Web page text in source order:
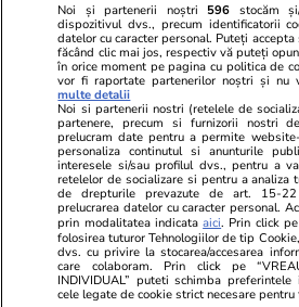
Wowbiz.ro
Cum arată fiul Mădălinei
la 17 ani! Fratele regretatei
artiste a publicat o fotografie
premieră cu Petru Mircea Jr.
POLITIC
Politică
Noi și partenerii noștri 596 stocăm
dispozitivul dvs., precum identificatorii
datelor cu caracter personal. Puteți
făcând clic mai jos, respectiv vă puteți
în orice moment pe pagina cu politica de
vor fi raportate partenerilor noștri și nu
multe detalii
Noi si partenerii nostri (retelele de
partenere, precum si furnizorii nostri
prelucram date pentru a permite
personaliza continutul si anunturile
interesele si/sau profilul dvs., pentru a
retelelor de socializare si pentru a analiza
de drepturile prevazute de art. 15-
prelucrarea datelor cu caracter personal.
prin modalitatea indicataaici. Prin click pe
folosirea tuturor Tehnologiilor de tip
dvs. cu privire la stocarea/accesarea
care colaboram. Prin click pe
INDIVIDUAL” puteti schimba
cele legate de cookie strict necesare